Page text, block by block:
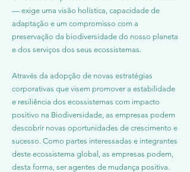
— exige uma visão holística, capacidade de
adaptação e um compromisso com a
preservação da biodiversidade do nosso planeta
e dos serviços dos seus ecossistemas.
Através da adopção de novas estratégias
corporativas que visem promover a estabilidade
e resiliência dos ecossistemas com impacto
positivo na Biodiversidade, as empresas podem
descobrir novas oportunidades de crescimento e
sucesso. Como partes interessadas e integrantes
deste ecossistema global, as empresas podem,
desta forma, ser agentes de mudança positiva.